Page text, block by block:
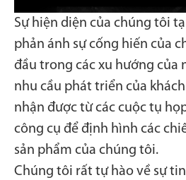
Sự hiện diện của chúng tôi
phản ánh sự cống hiến của
đầu trong các xu hướng của
nhu cầu phát triển của
nhận được từ các cuộc tụ
công cụ để định hình các
sản phẩm của chúng tôi.
Chúng tôi rất tự hào về sự